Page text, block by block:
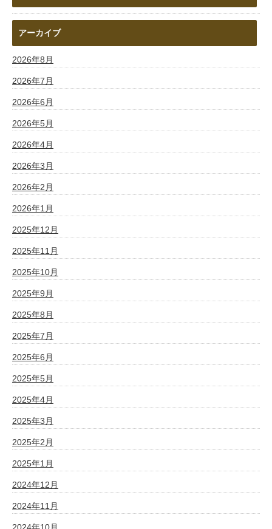
アーカイブ
2026年8月
2026年7月
2026年6月
2026年5月
2026年4月
2026年3月
2026年2月
2026年1月
2025年12月
2025年11月
2025年10月
2025年9月
2025年8月
2025年7月
2025年6月
2025年5月
2025年4月
2025年3月
2025年2月
2025年1月
2024年12月
2024年11月